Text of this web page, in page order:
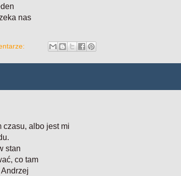
nas
czasu, albo jest mi
stan
co tam
Andrzej